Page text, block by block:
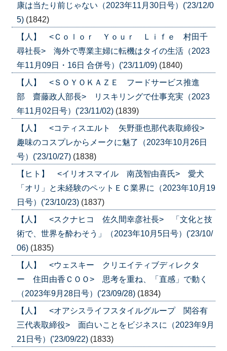
康は当たり前じゃない（2023年11月30日号）('23/12/0
5) (1842)
【人】 <Ｃｏｌｏｒ Ｙｏｕｒ Ｌｉｆｅ 村田千
尋社長> 海外で専業主婦に転機はタイの生活（2023
年11月09日・16日 合併号）('23/11/09) (1840)
【人】 <ＳＯＹＯＫＡＺＥ フードサービス推進
部 齋藤政人部長> リスキリングで仕事充実（2023
年11月02日号）('23/11/02) (1839)
【人】 <コティスエルト 矢野亜也那代表取締役>
趣味のコスプレからメークに魅了（2023年10月26日
号）('23/10/27) (1838)
【ヒト】 <イリオスマイル 南茂智由喜氏> 愛犬
「オリ」と未経験のペットＥＣ業界に（2023年10月19
日号）('23/10/23) (1837)
【人】 <スクナヒコ 佐久間幸彦社長> 「文化と技
術で、世界を酔わそう」（2023年10月5日号）('23/10/
06) (1835)
【人】 <ウェスキー クリエイティブディレクタ
ー 住田由香ＣＯＯ> 思考を重ね、「直感」で動く
（2023年9月28日号）('23/09/28) (1834)
【人】 <オアシスライフスタイルグループ 関谷有
三代表取締役> 面白いことをビジネスに（2023年9月
21日号）('23/09/22) (1833)